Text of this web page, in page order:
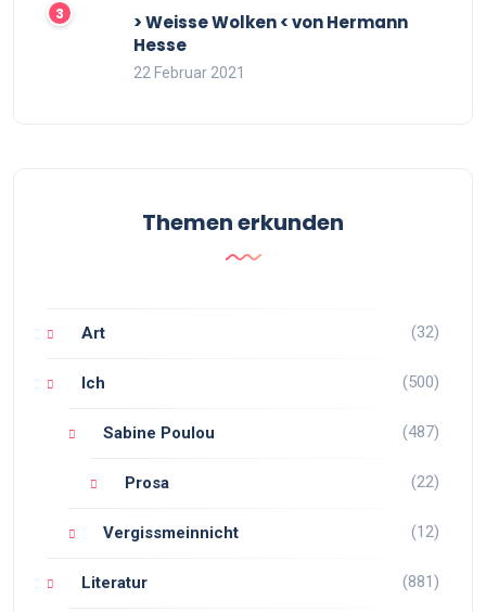
> Weisse Wolken < von Hermann
Hesse
22 Februar 2021
Themen erkunden
Art (32)
Ich (500)
Sabine Poulou (487)
Prosa (22)
Vergissmeinnicht (12)
Literatur (881)